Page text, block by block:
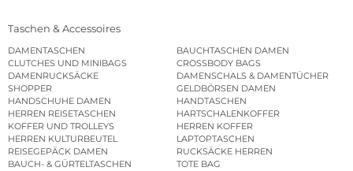
Taschen & Accessoires
DAMENTASCHEN
BAUCHTASCHEN DAMEN
CLUTCHES UND MINIBAGS
CROSSBODY BAGS
DAMENRUCKSÄCKE
DAMENSCHALS & DAMENTÜCHER
SHOPPER
GELDBÖRSEN DAMEN
HANDSCHUHE DAMEN
HANDTASCHEN
HERREN REISETASCHEN
HARTSCHALENKOFFER
KOFFER UND TROLLEYS
HERREN KOFFER
HERREN KULTURBEUTEL
LAPTOPTASCHEN
REISEGEPÄCK DAMEN
RUCKSÄCKE HERREN
BAUCH- & GÜRTELTASCHEN
TOTE BAG